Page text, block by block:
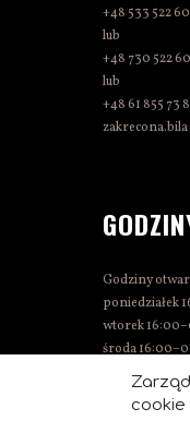
cookie
+48 533 522
lub
+48 730 522
lub
+48 61 855 73
Godziny
poniedziałek
wtorek
środa
czwartek
piątek